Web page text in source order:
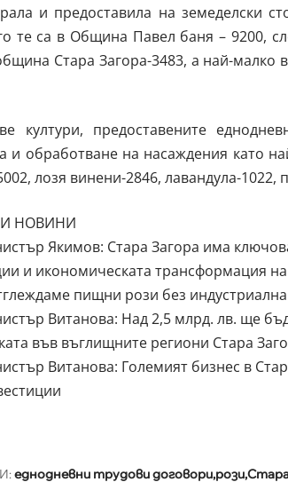
и предоставила на земеделски
те са в Община Павел баня – 9200,
Стара Загора-3483, а най-
култури, предоставените
и обработване на насаждения като
лозя винени-2846, лавандула-1022,
НОВИНИ
Якимов: Стара Загора има
и икономическата трансформация
пищни рози без
Витанова: Над 2,5 млрд. лв. ще
във въглищните региони Стара
Витанова: Големият бизнес в
еднодневни трудови договорирози